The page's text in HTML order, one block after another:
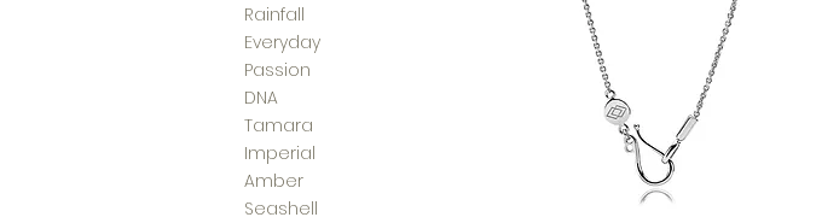
Rainfall
Everyday
Passion
DNA
Tamara
Imperial
Amber
Seashell